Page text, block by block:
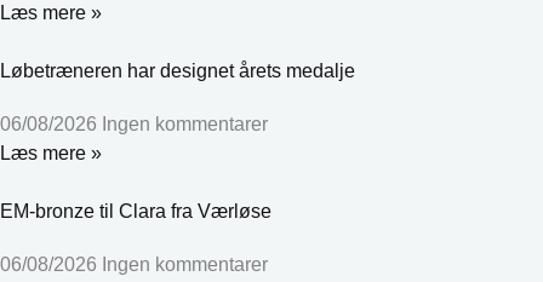
Læs mere »
Løbetræneren har designet årets medalje
06/08/2026 Ingen kommentarer
Læs mere »
EM-bronze til Clara fra Værløse
06/08/2026 Ingen kommentarer